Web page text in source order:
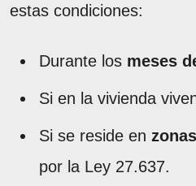
estas condiciones:
Durante los meses
Si en la vivienda
Si se reside en
por la Ley 27.637.